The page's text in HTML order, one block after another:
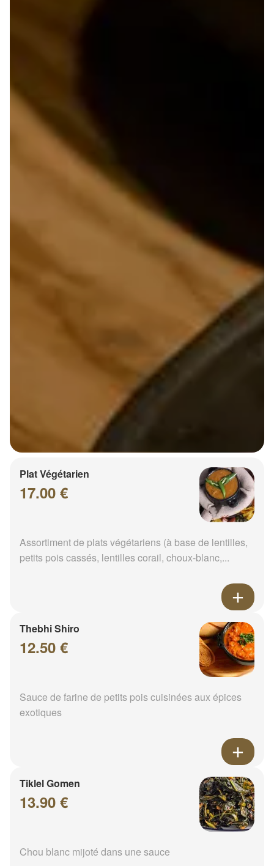
Plat Végétarien
17.00 €
Assortiment de plats végétariens (à base de lentilles,
petits pois cassés, lentilles corail, choux-blanc,...
Thebhi Shiro
12.50 €
Sauce de farine de petits pois cuisinées aux épices
exotiques
Tiklel Gomen
13.90 €
Chou blanc mijoté dans une sauce